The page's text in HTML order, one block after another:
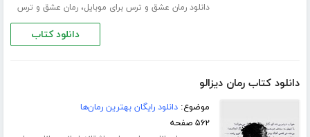
دانلود رمان عشق و ترس برای موبایل،رمان عشق و ترس
دانلود کتاب
دانلود کتاب رمان دیزالو
موضوع:دانلود رایگان بهترین رمان‌ها
۵۶۲ صفحه